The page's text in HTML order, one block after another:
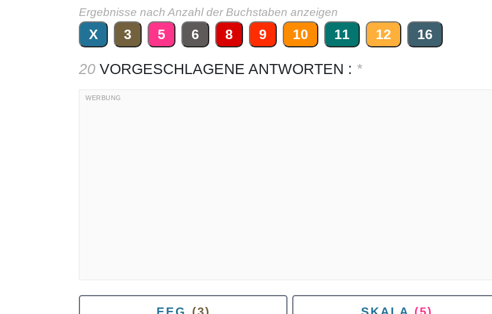
Ergebnisse nach Anzahl der Buchstaben anzeigen
X 3 5 6 8 9 10 11 12 16
20 VORGESCHLAGENE ANTWORTEN : *